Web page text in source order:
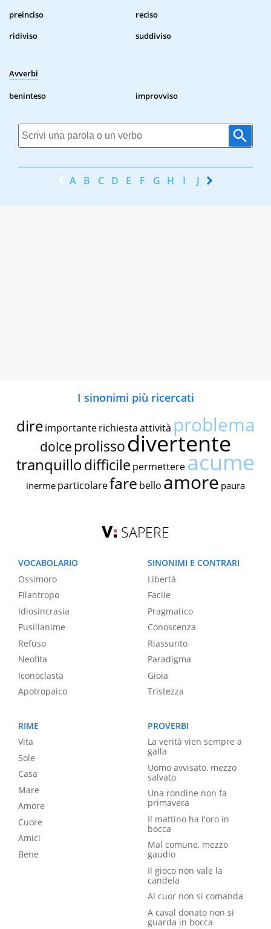
preinciso
reciso
ridiviso
suddiviso
Avverbi
beninteso improvviso
A B C D E F G H I J K
I sinonimi più ricercati
dire importante richiestaattività problema
dolce prolissodivertente
tranquillodifficile permettereacume
inerme particolarefare bello amore paura
SAPERE
VOCABOLARIO
Ossimoro
Filantropo
Idiosincrasia
Pusillanime
Refuso
Neofita
Iconoclasta
Apotropaico
SINONIMI E CONTRARI
Libertà
Facile
Pragmatico
Conoscenza
Riassunto
Paradigma
Gioia
Tristezza
RIME
Vita
Sole
Casa
Mare
Amore
Cuore
Amici
Bene
PROVERBI
La verità vien sempre a
galla
Uomo avvisato, mezzo
salvato
Una rondine non fa
primavera
Il mattino ha l'oro in
bocca
Mal comune, mezzo
gaudio
Il gioco non vale la
candela
Al cuor non si comanda
A caval donato non si
guarda in bocca